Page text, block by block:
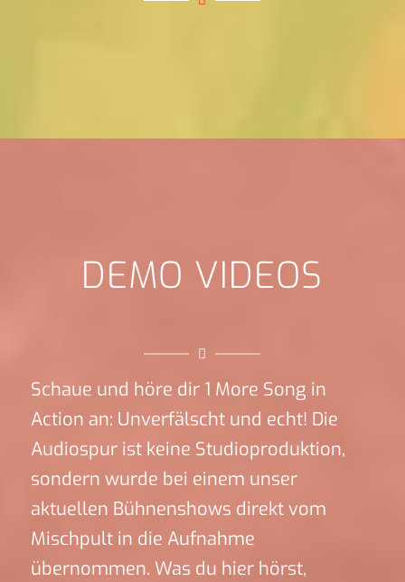
DEMO VIDEOS
Schaue und höre dir 1 More Song in
Action an: Unverfälscht und echt! Die
Audiospur ist keine Studioproduktion,
sondern wurde bei einem unser
aktuellen Bühnenshows direkt vom
Mischpult in die Aufnahme
übernommen. Was du hier hörst,